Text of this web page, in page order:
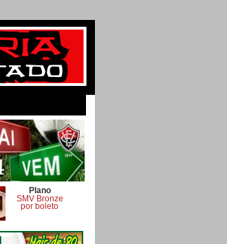
Plano
SMV Bronze
por boleto